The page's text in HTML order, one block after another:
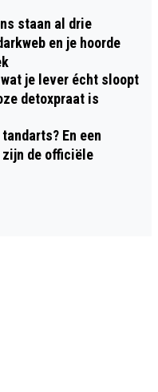
staan al drie
en je hoorde
je lever écht sloopt
detoxpraat is
En een
de officiële